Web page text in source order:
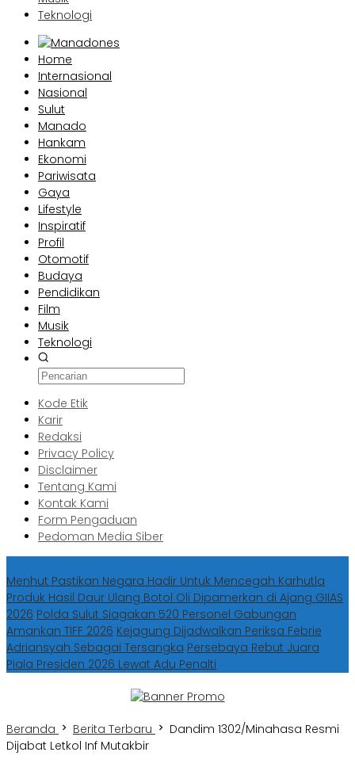
Teknologi
Home
Internasional
Nasional
Sulut
Manado
Hankam
Ekonomi
Pariwisata
Gaya
Lifestyle
Inspiratif
Profil
Otomotif
Budaya
Pendidikan
Film
Musik
Teknologi
Kode Etik
Karir
Redaksi
Privacy Policy
Disclaimer
Tentang Kami
Kontak Kami
Form Pengaduan
Pedoman Media Siber
Menhut Pastikan Negara Hadir Untuk Mencegah Karhutla
Produk Hasil Daur Ulang Botol Oli Dipamerkan di Ajang GIIAS
2026 Polda Sulut Siagakan 520 Personel Gabungan
Amankan TIFF 2026 Kejagung Dijadwalkan Periksa Febrie
Adriansyah Sebagai Tersangka Persebaya Rebut Juara
Piala Presiden 2026 Lewat Adu Penalti
Beranda Berita Terbaru
Dandim 1302/Minahasa Resmi
Dijabat Letkol Inf Mutakbir